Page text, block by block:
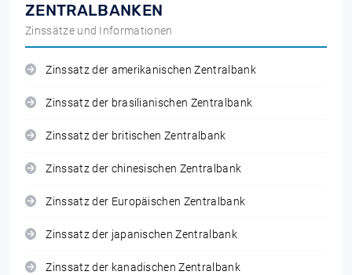
ZENTRALBANKEN
Zinssätze und Informationen
Zinssatz der amerikanischen Zentralbank
Zinssatz der brasilianischen Zentralbank
Zinssatz der britischen Zentralbank
Zinssatz der chinesischen Zentralbank
Zinssatz der Europäischen Zentralbank
Zinssatz der japanischen Zentralbank
Zinssatz der kanadischen Zentralbank